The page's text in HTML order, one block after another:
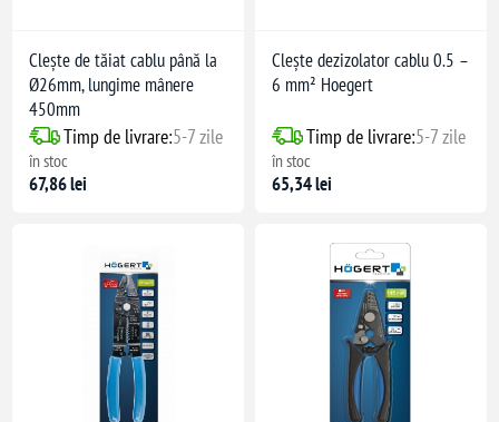
Clește de tăiat cablu până la
Ø26mm, lungime mânere
450mm
Timp de livrare:5-7 zile
în stoc
67,86 lei
Clește dezizolator cablu 0.5 –
6 mm² Hoegert
Timp de livrare:5-7 zile
în stoc
65,34 lei